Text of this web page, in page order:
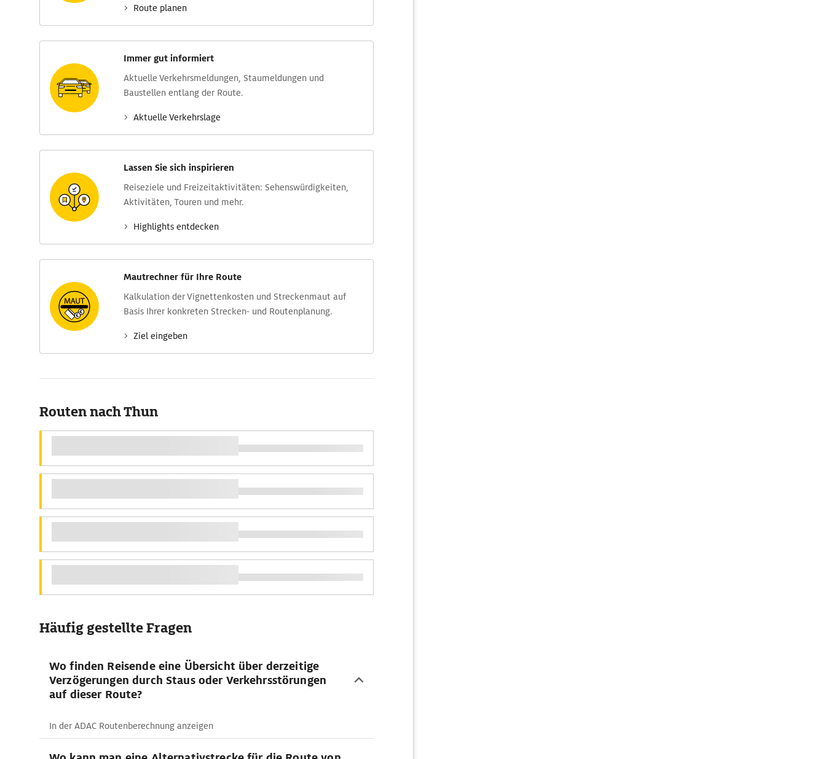
Route planen
Immer gut informiert
Aktuelle Verkehrs­meldungen, Stau­meldungen und
Baustellen entlang der Route.
Aktuelle Verkehrs­lage
Lassen Sie sich inspirieren
Reise­ziele und Freizeit­aktivitäten: Sehens­würdig­keiten,
Aktivitäten, Touren und mehr.
Highlights entdecken
Mautrechner für Ihre Route
Kalkulation der Vignettenkosten und Streckenmaut auf
Basis Ihrer konkreten Strecken- und Routenplanung.
Ziel eingeben
Routen nach Thun
Häufig gestellte Fragen
Wo finden Reisende eine Übersicht über derzeitige
Verzögerungen durch Staus oder Verkehrsstörungen
auf dieser Route?
In der ADAC Routenberechnung anzeigen